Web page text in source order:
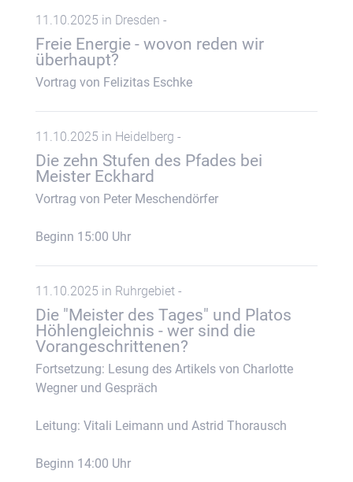
11.10.2025 in Dresden -
Freie Energie - wovon reden wir
überhaupt?
Vortrag von Felizitas Eschke
11.10.2025 in Heidelberg -
Die zehn Stufen des Pfades bei
Meister Eckhard
Vortrag von Peter Meschendörfer
Beginn 15:00 Uhr
11.10.2025 in Ruhrgebiet -
Die "Meister des Tages" und Platos
Höhlengleichnis - wer sind die
Vorangeschrittenen?
Fortsetzung: Lesung des Artikels von Charlotte
Wegner und Gespräch
Leitung: Vitali Leimann und Astrid Thorausch
Beginn 14:00 Uhr